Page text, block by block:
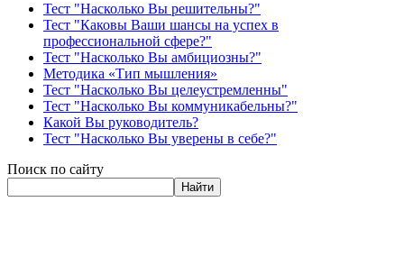
Тест "Насколько Вы решительны?"
Тест "Каковы Ваши шансы на успех в
профессиональной сфере?"
Тест "Насколько Вы амбициозны?"
Методика «Тип мышления»
Тест "Насколько Вы целеустремленны"
Тест "Насколько Вы коммуникабельны?"
Какой Вы руководитель?
Тест "Насколько Вы уверены в себе?"
Поиск по сайту
Найти